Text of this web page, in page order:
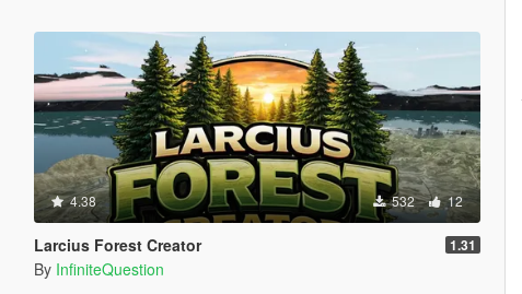
4.38 532 12
Larcius Forest Creator 1.31
By InfiniteQuestion